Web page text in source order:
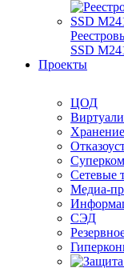
SSD
Проекты
ЦОД
Сетевые
Медиа-
СЭД